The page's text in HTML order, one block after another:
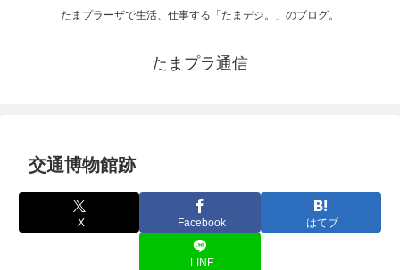
たまプラーザで生活、仕事する「たまデジ。」のブログ。
たまプラ通信
交通博物館跡
X Facebook はてブ
LINE